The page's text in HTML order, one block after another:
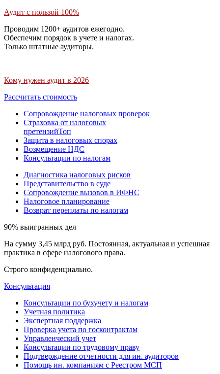
Аудит с пользой 100%
Проводим 1200+ аудитов ежегодно.
Обеспечим порядок в учете и налогах.
Только штатные аудиторы.
Кому нужен аудит в 2026
Рассчитать стоимость
Сопровождение налоговых проверок
Страховка от налоговых
претензийТоп
Защита в налоговых спорах
Возмещение НДС
Консультации по налогам
Диагностика налоговых рисков
Представительство в суде
Сопровождение вызовов в ИФНС
Налоговое планирование
Возврат переплаты по налогам
90% выигранных дел
На сумму 3,45 млрд руб. Постоянная, актуальная и успешная
практика в сфере налогового права.
Строго конфиденциально.
Консультация
Консультации по бухучету и налогам
Учетная политика
Экспертная поддержка
Проверка учета по госконтрактам
Управленческий учет
Консультации по трудовому праву
Подтверждение отчетности для ин. аудиторов
Помощь ин. компаниям с Реестром МСП